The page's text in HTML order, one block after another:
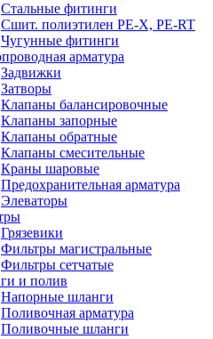
Стальные фитинги
Сшит. полиэтилен PE-X, PE-RT
Чугунные фитинги
арматура
Задвижки
Затворы
Клапаны балансировочные
Клапаны запорные
Клапаны обратные
Клапаны смесительные
Краны шаровые
Предохранительная арматура
Элеваторы
Грязевики
Фильтры магистральные
Фильтры сетчатые
и полив
Напорные шланги
Поливочная арматура
Поливочные шланги